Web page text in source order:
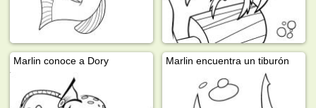
Marlin conoce a Dory Marlin encuentra un tiburón